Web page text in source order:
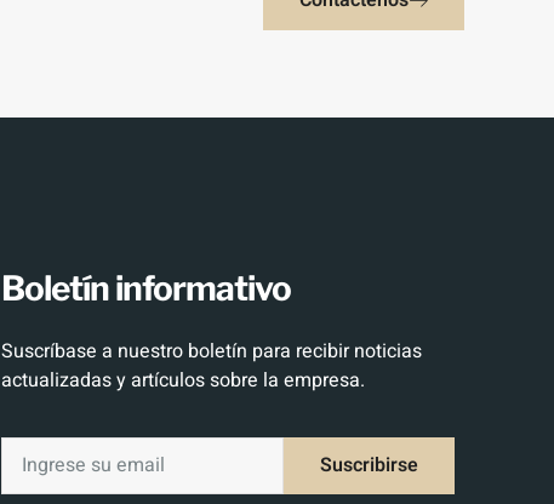
Boletín informativo
Suscríbase a nuestro boletín para recibir noticias
actualizadas y artículos sobre la empresa.
Suscribirse